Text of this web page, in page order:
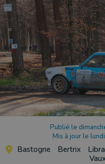
Publié le
Mis à jour le
Bastogne Bertrix